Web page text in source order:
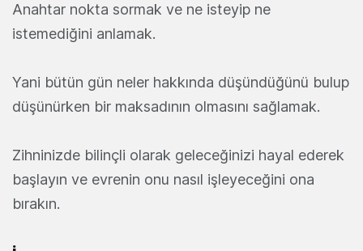
Anahtar nokta sormak ve ne isteyip ne
istemediğini anlamak.
Yani bütün gün neler hakkında düşündüğünü bulup
düşünürken bir maksadının olmasını sağlamak.
Zihninizde bilinçli olarak geleceğinizi hayal ederek
başlayın ve evrenin onu nasıl işleyeceğini ona
bırakın.